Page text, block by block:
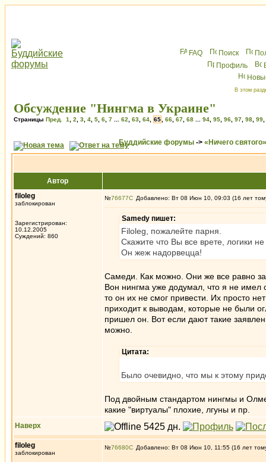
FAQ Поиск
Профиль
В этом
Обсуждение "Нингма в Украине"
Страницы Пред. 1 2 3 4 5 6 7 62 63 64 65 66 67 68 94 95 96 97 98 99
Буддийские форумы -> «Ничего святого»
Автор
filoleg
заблокирован
Зарегистрирован:
10.12.2005
Суждений: 860
№76677 Добавлено: Вт 08 Июн 10, 09:03 (16 лет
Samedy пишет:
Filoleg, пожалейте парня.
Скажите что Вы все врете, логики
Он жеж надорвецца!
Самеди. Как можно. Они же все равно
Вон нингма уже додумал, что я не имел
то он их не смог привести. Их просто
приходит к выводам, которые не были
пришел он. Вот если дают такие
можно.
Цитата:
Было очевидно, что мы к этому
Под двойным стандартом нингмы и
какие "виртуалы" плохие, лгуны и пр.
Наверх
filoleg
заблокирован
№76680 Добавлено: Вт 08 Июн 10, 11:55 (16 лет